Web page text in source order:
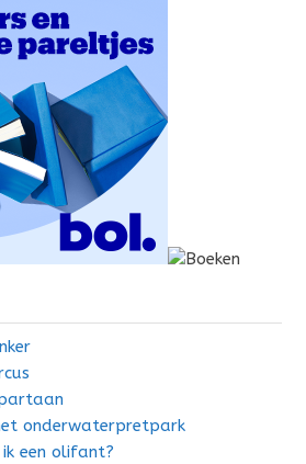
onderwaterpretpark
ik een olifant?